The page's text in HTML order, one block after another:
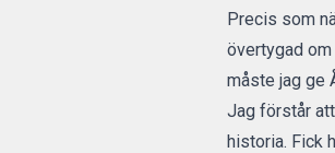
Precis som
övertygad om
måste jag ge
Jag förstår
historia. Fick